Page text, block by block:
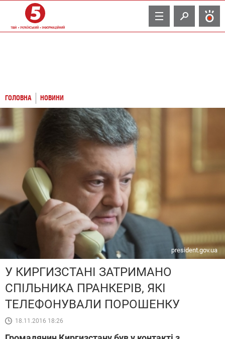
TV
ГОЛОВНА НОВИНИ
president.gov.ua
У КИРГИЗСТАНІ ЗАТРИМАНО
СПІЛЬНИКА ПРАНКЕРІВ, ЯКІ
ТЕЛЕФОНУВАЛИ ПОРОШЕНКУ
18.11.2016 18:26